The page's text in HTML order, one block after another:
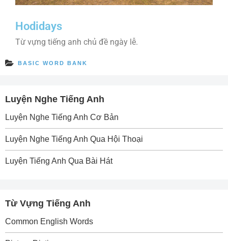
Hodidays
Từ vựng tiếng anh chủ đề ngày lễ.
BASIC WORD BANK
Luyện Nghe Tiếng Anh
Luyện Nghe Tiếng Anh Cơ Bản
Luyện Nghe Tiếng Anh Qua Hội Thoại
Luyện Tiếng Anh Qua Bài Hát
Từ Vựng Tiếng Anh
Common English Words